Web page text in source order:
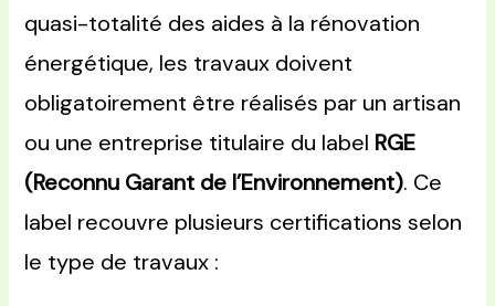
quasi-totalité des aides à la rénovation
énergétique, les travaux doivent
obligatoirement être réalisés par un artisan
ou une entreprise titulaire du label RGE
(Reconnu Garant de l’Environnement). Ce
label recouvre plusieurs certifications selon
le type de travaux :